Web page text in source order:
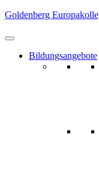
Skip
content
Enter)
Goldenberg
Bildungsangebote